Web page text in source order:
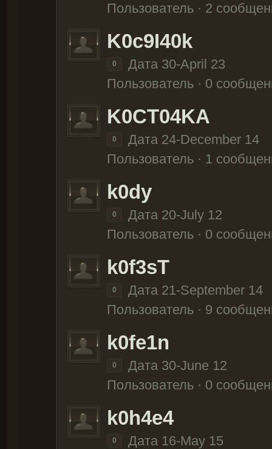
Пользователь · 2
K0c9I40k
0
Дата 30-April 23
Пользователь · 0
K0CT04KA
0
Дата 24-December 14
Пользователь · 1
k0dy
0
Дата 20-July 12
Пользователь · 0
k0f3sT
0
Дата 21-September 14
Пользователь · 9
k0fe1n
0
Дата 30-June 12
Пользователь · 0
k0h4e4
0
Дата 16-May 15